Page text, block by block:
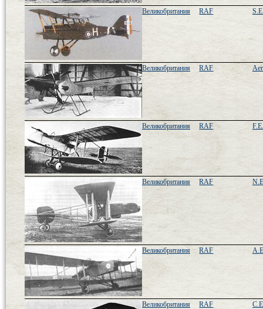
Великобритания RAF
Великобритания RAF
Великобритания RAF
Великобритания RAF
Великобритания RAF
Великобритания RAF